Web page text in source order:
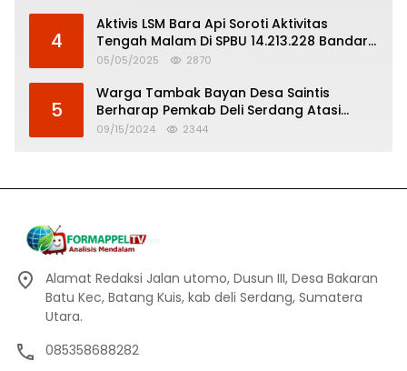
4
Aktivis LSM Bara Api Soroti Aktivitas
Tengah Malam Di SPBU 14.213.228 Bandar
Tinggi
05/05/2025 2870
5
Warga Tambak Bayan Desa Saintis
Berharap Pemkab Deli Serdang Atasi
Banjir
09/15/2024 2344
Alamat Redaksi Jalan utomo, Dusun III, Desa Bakaran
Batu Kec, Batang Kuis, kab deli Serdang, Sumatera
Utara.
085358688282